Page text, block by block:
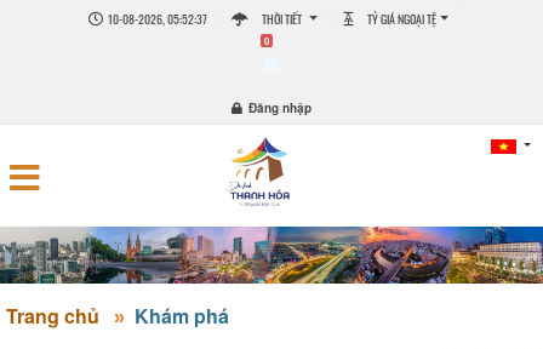
10-08-2026, 05:52:37 THỜI TIẾT TỶ GIÁ NGOẠI TỆ
0
Đăng nhập
Trang chủ Khám pháCHÙA TIÊN